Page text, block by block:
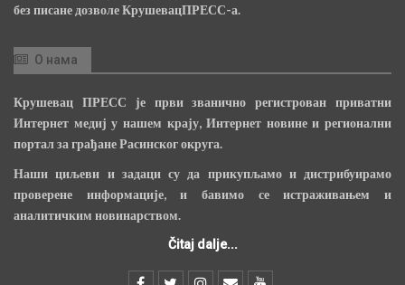
без писане дозволе КрушевацПРЕСС-а.
О нама
Крушевац ПРЕСС је први званично регистрован приватни
Интернет медиј у нашем крају, Интернет новине и регионални
портал за грађане Расинског округа.
Наши циљеви и задаци су да прикупљамо и дистрибуирамо
проверене информације, и бавимо се истраживањем и
аналитичким новинарством.
Čitaj dalje...